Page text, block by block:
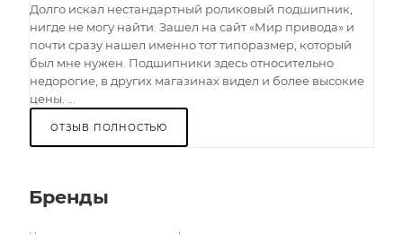
Долго искал нестандартный роликовый подшипник,
нигде не могу найти. Зашел на сайт «Мир привода» и
почти сразу нашел именно тот типоразмер, который
был мне нужен. Подшипники здесь относительно
недорогие, в других магазинах видел и более высокие
цены. ...
ОТЗЫВ ПОЛНОСТЬЮ
Бренды